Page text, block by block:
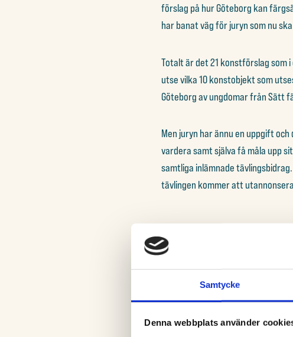
Samtycke
Denna webbplats använder
förslag på hur Göteborg kan
har banat väg för juryn som nu
Totalt är det 21 konstförslag som
utse vilka 10 konstobjekt som
Göteborg av ungdomar från Sätt
Men juryn har ännu en uppgift
vardera samt själva få måla upp
samtliga inlämnade
tävlingen kommer att
DE 21 BIDRAGEN
Totalt har över 24 000 röster
har över 1240 personer röstat.